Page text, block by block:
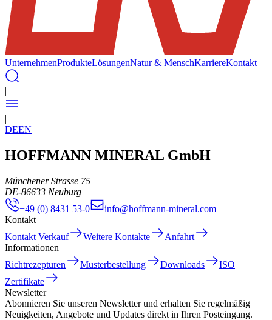
UnternehmenProdukteLösungenNatur & MenschKarriereKontakt
|
|
DEEN
HOFFMANN MINERAL GmbH
Münchener Strasse 75
DE-86633 Neuburg
+49 (0) 8431 53-0
info@hoffmann-mineral.com
Kontakt
Kontakt Verkauf
Weitere Kontakte
Anfahrt
Informationen
Richtrezepturen
Musterbestellung Downloads
ISO
Zertifikate
Newsletter
Abonnieren Sie unseren Newsletter und erhalten Sie regelmäßig
Neuigkeiten, Angebote und Updates direkt in Ihren Posteingang.